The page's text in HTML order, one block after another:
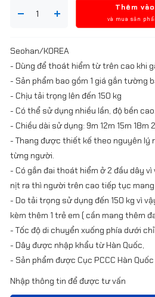
Thêm
và mua sản
Seohan/KOREA
- Dùng để thoát hiểm từ trên cao khi
- Sản phẩm bao gồm 1 giá gắn tường
- Chịu tải trọng lên đến 150 kg
- Có thể sử dụng nhiều lần, độ bền cao.
- Chiều dài sử dụng: 9m 12m 15m 18m
- Thang được thiết kế theo nguyên lý
từng người.
- Có gắn đai thoát hiểm ở 2 đầu dây
nịt ra thì người trên cao tiếp tục mang
- Do tải trọng sử dụng đến 150 kg vì
kèm thêm 1 trẻ em ( cần mang thêm
- Tốc độ di chuyển xuống phía dưới
- Dây được nhập khẩu từ Hàn Quốc,
- Sản phẩm được Cục PCCC Hàn
Nhập thông tin để được tư vấn